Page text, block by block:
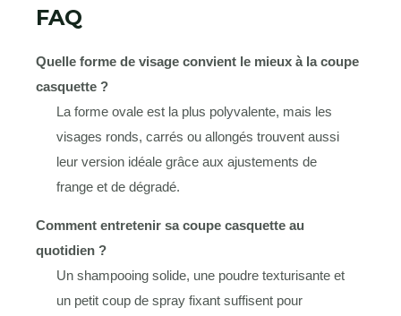
FAQ
Quelle forme de visage convient le mieux à la coupe
casquette ?
La forme ovale est la plus polyvalente, mais les
visages ronds, carrés ou allongés trouvent aussi
leur version idéale grâce aux ajustements de
frange et de dégradé.
Comment entretenir sa coupe casquette au
quotidien ?
Un shampooing solide, une poudre texturisante et
un petit coup de spray fixant suffisent pour